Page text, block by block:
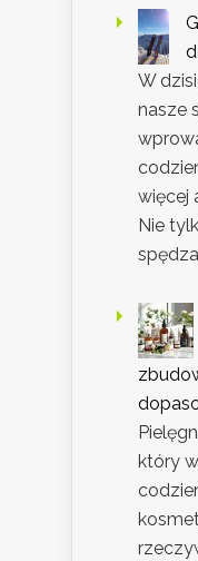
W
nasze
więcej
Nie
który